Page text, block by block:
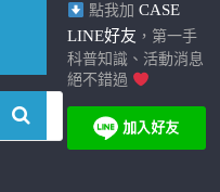
點我加 CASE
LINE好友 ，第一手
科普知識、活動消息
絕不錯過